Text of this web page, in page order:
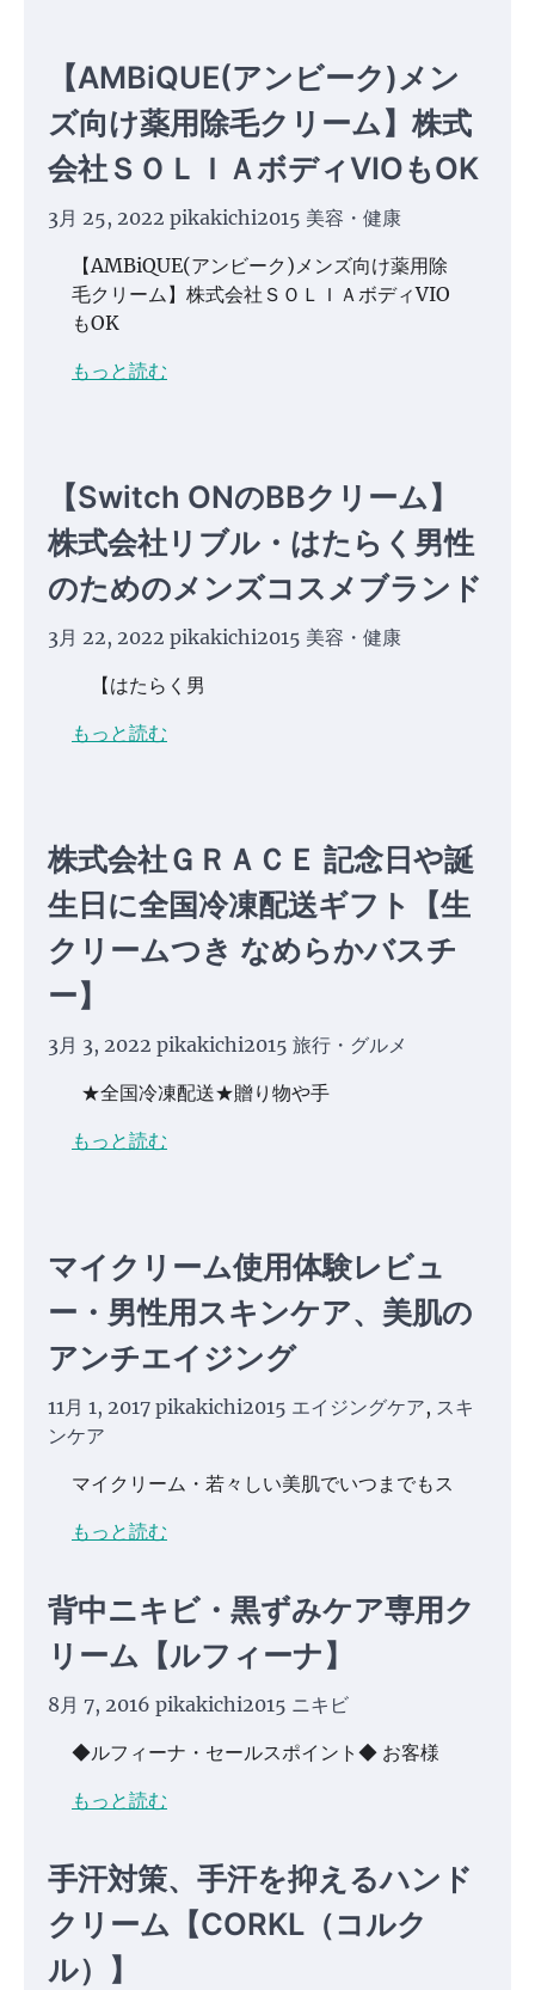
【AMBiQUE(アンビーク)メン
ズ向け薬用除毛クリーム】株式
会社ＳＯＬＩＡボディVIOもOK
3月 25, 2022 pikakichi2015 美容・健康
【AMBiQUE(アンビーク)メンズ向け薬用除
毛クリーム】株式会社ＳＯＬＩＡボディVIO
もOK
もっと読む
【Switch ONのBBクリーム】
株式会社リブル・はたらく男性
のためのメンズコスメブランド
3月 22, 2022 pikakichi2015 美容・健康
【はたらく男
もっと読む
株式会社ＧＲＡＣＥ 記念日や誕
生日に全国冷凍配送ギフト【生
クリームつき なめらかバスチ
ー】
3月 3, 2022 pikakichi2015 旅行・グルメ
★全国冷凍配送★贈り物や手
もっと読む
マイクリーム使用体験レビュ
ー・男性用スキンケア、美肌の
アンチエイジング
11月 1, 2017 pikakichi2015 エイジングケア, スキ
ンケア
マイクリーム・若々しい美肌でいつまでもス
もっと読む
背中ニキビ・黒ずみケア専用ク
リーム【ルフィーナ】
8月 7, 2016 pikakichi2015 ニキビ
◆ルフィーナ・セールスポイント◆ お客様
もっと読む
手汗対策、手汗を抑えるハンド
クリーム【CORKL（コルク
ル）】